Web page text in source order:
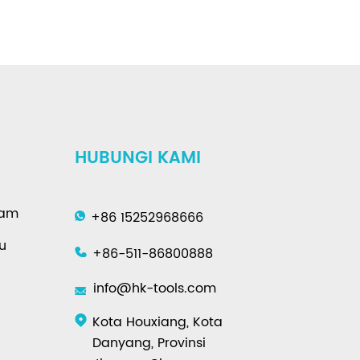
HUBUNGI KAMI
+86 15252968666
+86-511-86800888
info@hk-tools.com
Kota Houxiang, Kota
Danyang, Provinsi